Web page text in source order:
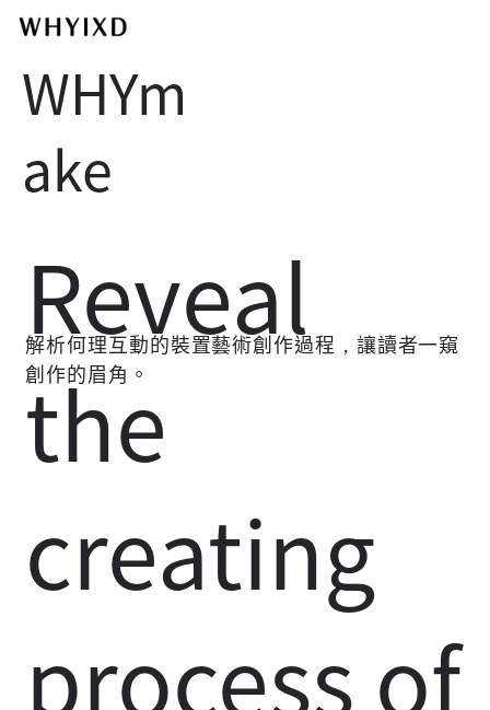
WHYm
ake
Reveal
the
creating
process of
解析何理互動的裝置藝術創作過程，讓讀者一窺
創作的眉角。